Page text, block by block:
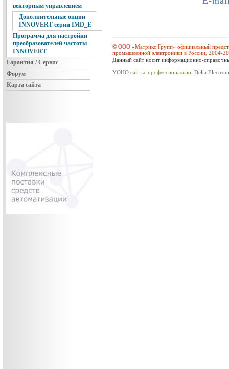
векторным управлением
Дополнительные опции
INNOVERT серии IMD_E
Программа для настройки
преобразователей частоты
INNOVERT
Гарантия / Сервис
Форум
Карта сайта
© ООО «Матрикс Групп» официальный
промышленной электроники в России, 2004-
Данный сайт носит информационно-
YOHO сайты. профессионально. Delta